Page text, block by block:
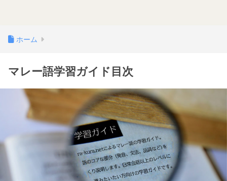
ホーム
マレー語学習ガイド目次